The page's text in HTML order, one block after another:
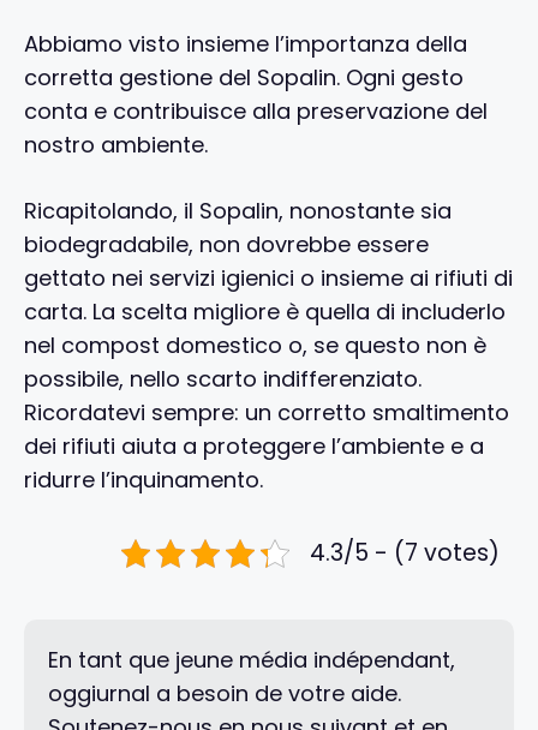
Abbiamo visto insieme l’importanza della
corretta gestione del Sopalin. Ogni gesto
conta e contribuisce alla preservazione del
nostro ambiente.
Ricapitolando, il Sopalin, nonostante sia
biodegradabile, non dovrebbe essere
gettato nei servizi igienici o insieme ai rifiuti di
carta. La scelta migliore è quella di includerlo
nel compost domestico o, se questo non è
possibile, nello scarto indifferenziato.
Ricordatevi sempre: un corretto smaltimento
dei rifiuti aiuta a proteggere l’ambiente e a
ridurre l’inquinamento.
4.3/5 - (7 votes)
En tant que jeune média indépendant,
oggiurnal a besoin de votre aide.